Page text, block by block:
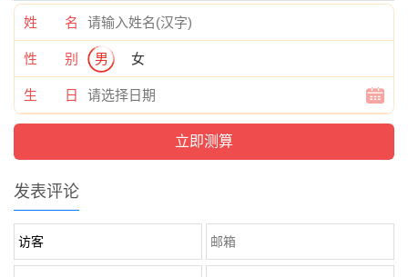
姓 名
性 别 男 女
生 日
发表评论